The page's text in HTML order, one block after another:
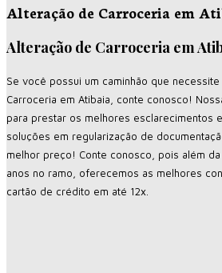
Alteração de Carroceria em
Alteração de Carroceria em
Se você possui um caminhão que
Carroceria em Atibaia, conte conosco!
para prestar os melhores esclarecimentos
soluções em regularização de
melhor preço! Conte conosco, pois além
anos no ramo, oferecemos as melhores
cartão de crédito em até 12x.